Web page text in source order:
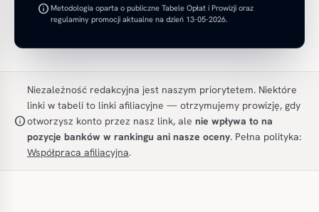
infoMetodologia oparta o publiczne Tabele Opłat i Prowizji oraz
regulaminy promocji aktualne na dzień 13-05-2026.
info
Niezależność redakcyjna jest naszym priorytetem. Niektóre
linki w tabeli to linki afiliacyjne — otrzymujemy prowizję, gdy
otworzysz konto przez nasz link, ale nie wpływa to na
pozycje banków w rankingu ani nasze oceny. Pełna polityka:
Współpraca afiliacyjna.